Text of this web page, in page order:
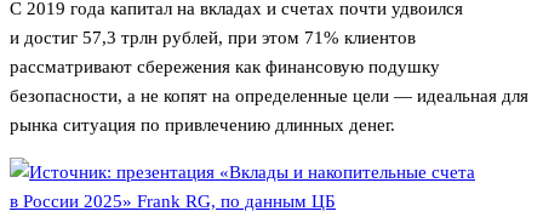
C 2019 года капитал на вкладах и счетах почти удвоился
и достиг 57,3 трлн рублей, при этом 71% клиентов
рассматривают сбережения как финансовую подушку
безопасности, а не копят на определенные цели — идеальная для
рынка ситуация по привлечению длинных денег.